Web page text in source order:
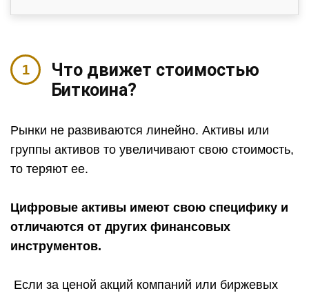
Что движет стоимостью
Биткоина?
Рынки не развиваются линейно. Активы или
группы активов то увеличивают свою стоимость,
то теряют ее.
Цифровые активы имеют свою специфику и
отличаются от других финансовых
инструментов.
Если за ценой акций компаний или биржевых